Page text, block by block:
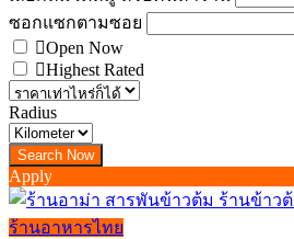
ซอกแซกตามซอย
Open Now
Highest Rated
Radius
Apply
ร้านอาหารไทย